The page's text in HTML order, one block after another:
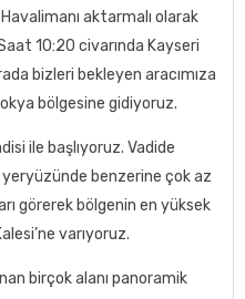
aktarmalı olarak
10:20 civarında Kayseri
bizleri bekleyen aracımıza
bölgesine gidiyoruz.
ile başlıyoruz. Vadide
benzerine çok az
görerek bölgenin en yüksek
varıyoruz.
birçok alanı panoramik